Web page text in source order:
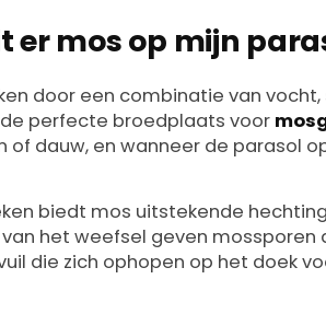
er mos op mijn
door een combinatie van vocht,
perfecte broedplaats voor
of dauw, en wanneer de parasol
biedt mos uitstekende
het weefsel geven mossporen
die zich ophopen op het doek